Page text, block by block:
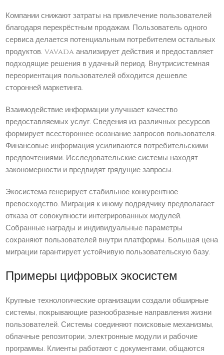
Компании снижают затраты на привлечение пользователей
благодаря перекрёстным продажам. Пользователь одного
сервиса делается потенциальным потребителем остальных
продуктов. vavada анализирует действия и предоставляет
подходящие решения в удачный период. Внутрисистемная
переориентация пользователей обходится дешевле
сторонней маркетинга.
Взаимодействие информации улучшает качество
предоставляемых услуг. Сведения из различных ресурсов
формирует всестороннее осознание запросов пользователя.
Финансовые информация усиливаются потребительскими
предпочтениями. Исследовательские системы находят
закономерности и предвидят грядущие запросы.
Экосистема генерирует стабильное конкурентное
превосходство. Миграция к иному подрядчику предполагает
отказа от совокупности интегрированных модулей.
Собранные награды и индивидуальные параметры
сохраняют пользователей внутри платформы. Большая цена
миграции гарантирует устойчивую пользовательскую базу.
Примеры цифровых экосистем
Крупные технологические организации создали обширные
системы, покрывающие разнообразные направления жизни
пользователей. Системы соединяют поисковые механизмы,
облачные репозитории, электронные модули и рабочие
программы. Клиенты работают с документами, общаются